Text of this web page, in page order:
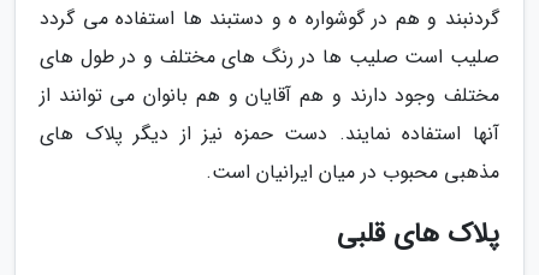
گردنبند و هم در گوشواره ه و دستبند ها استفاده می گردد
صلیب است صلیب ها در رنگ های مختلف و در طول های
مختلف وجود دارند و هم آقایان و هم بانوان می توانند از
آنها استفاده نمایند. دست حمزه نیز از دیگر پلاک های
مذهبی محبوب در میان ایرانیان است.
پلاک های قلبی